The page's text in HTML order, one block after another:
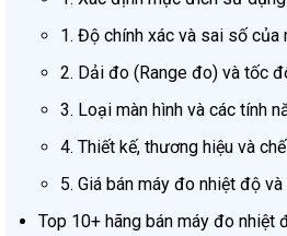
1. Độ chính xác và sai số của
2. Dải đo (Range đo) và tốc
3. Loại màn hình và các tính
4. Thiết kế, thương hiệu và
5. Giá bán máy đo nhiệt độ
Top 10+ hãng bán máy đo nhiệt